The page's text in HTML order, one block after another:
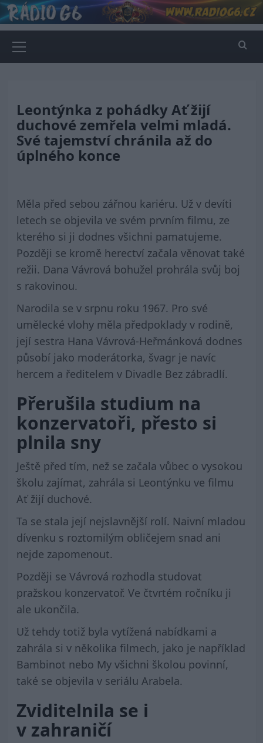
Skip
to
content
Menu
Leontýnka z pohádky Ať žijí
duchové zemřela velmi mladá.
Své tajemství chránila až do
úplného konce
Měla před sebou zářnou kariéru. Už v devíti
letech se objevila ve svém prvním filmu, ze
kterého si ji dodnes všichni pamatujeme.
Později se kromě herectví začala věnovat také
režii. Dana Vávrová bohužel prohrála svůj boj
s rakovinou.
Narodila se v srpnu roku 1967. Pro své
umělecké vlohy měla předpoklady v rodině,
její sestra Hana Vávrová-Heřmánková dodnes
působí jako moderátorka, švagr je navíc
hercem a ředitelem v Divadle Bez zábradlí.
Přerušila studium na
konzervatoři, přesto si
plnila sny
Ještě před tím, než se začala vůbec o vysokou
školu zajímat, zahrála si Leontýnku ve filmu
Ať žijí duchové.
Ta se stala její nejslavnější rolí. Naivní mladou
dívenku s roztomilým obličejem snad ani
nejde zapomenout.
Později se Vávrová rozhodla studovat
pražskou konzervatoř. Ve čtvrtém ročníku ji
ale ukončila.
Už tehdy totiž byla vytížená nabídkami a
zahrála si v několika filmech, jako je například
Bambinot nebo My všichni školou povinní,
také se objevila v seriálu Arabela.
Zviditelnila se i
v zahraničí